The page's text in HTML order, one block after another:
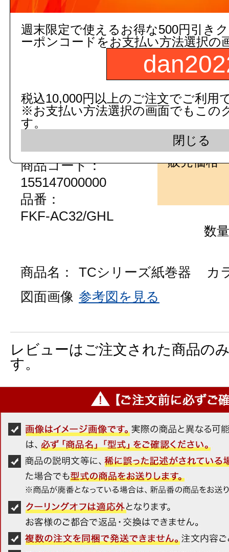
でご注意下さい。
3,000円以上(税込)のご注文
５営業日出荷(メーカー手配品)
商品コード：
155147000000
品番：
FKF-AC32/GHL
販売価格
数量
商品名： TCシリーズ紙巻器
カ
図面画像 参考図を見る
レビューはご注文された商品の
す。
週末限定で使えるお得な500円引き
ーポンコードをお支払い方法選択の
税込10,000円以上のご注文でご利用
※お支払い方法選択の画面でもこの
す。
閉じる